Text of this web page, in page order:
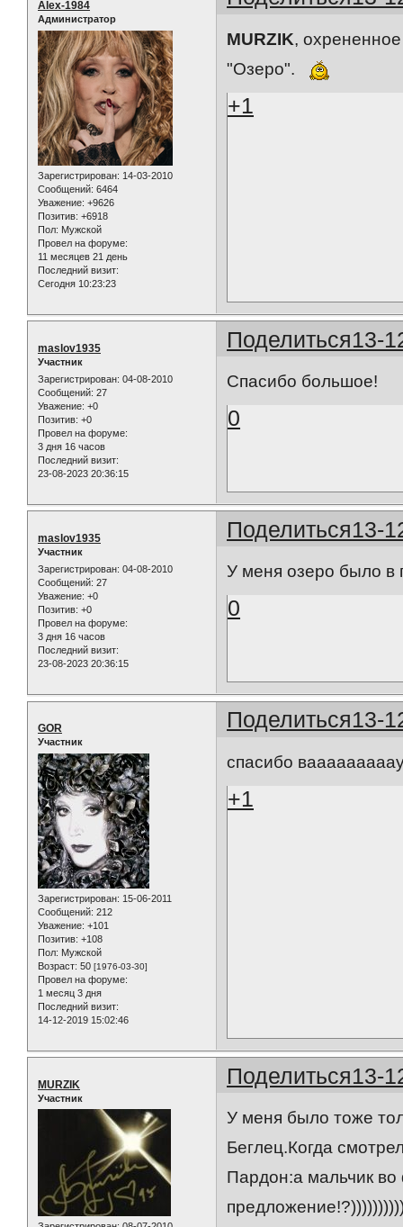
Alex-1984
Администратор
Зарегистрирован: 14-03-2010
Сообщений: 6464
Уважение: +9626
Позитив: +6918
Пол: Мужской
Провел на форуме:
11 месяцев 21 день
Последний визит:
Сегодня 10:23:23
MURZIK,
"Озеро".
+1
Поделиться13-
maslov1935
Участник
Зарегистрирован: 04-08-2010
Сообщений: 27
Уважение: +0
Позитив: +0
Провел на форуме:
3 дня 16 часов
Последний визит:
23-08-2023 20:36:15
Спасибо большое!
0
Поделиться13-
maslov1935
Участник
Зарегистрирован: 04-08-2010
Сообщений: 27
Уважение: +0
Позитив: +0
Провел на форуме:
3 дня 16 часов
Последний визит:
23-08-2023 20:36:15
У меня озеро было в
0
Поделиться13-
GOR
Участник
Зарегистрирован: 15-06-2011
Сообщений: 212
Уважение: +101
Позитив: +108
Пол: Мужской
Возраст: 50 [1976-03-30]
Провел на форуме:
1 месяц 3 дня
Последний визит:
14-12-2019 15:02:46
спасибо
+1
Поделиться13-
MURZIK
Участник
У меня было тоже
Беглец.Когда
Пардон:а мальчик